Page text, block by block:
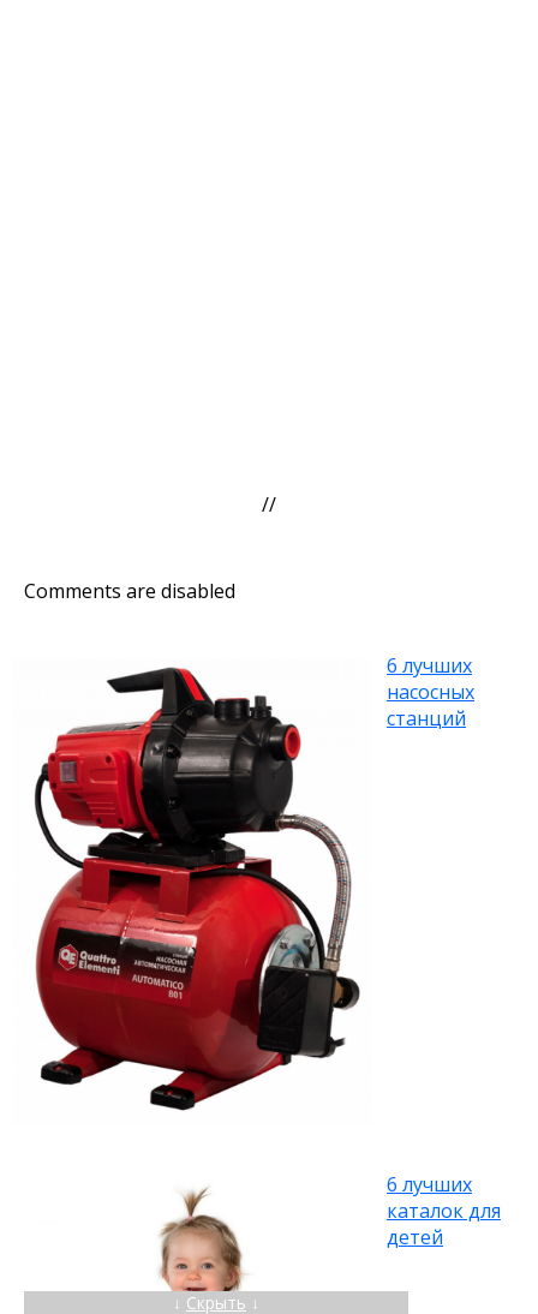
//
Comments are disabled
↓ Скрыть ↓
6 лучших
насосных
станций
6 лучших
каталок для
детей